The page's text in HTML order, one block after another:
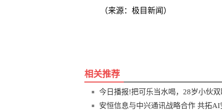
（来源：极目新闻）
相关推荐
今日播报!把可乐当水喝，28岁小伙
安恒信息与中兴通讯战略合作 共拓